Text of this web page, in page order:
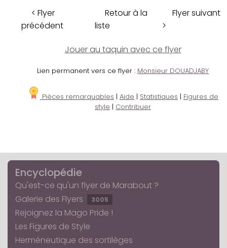
< Flyer
précédent
Retour à la
liste
Flyer suivant
>
Jouer au taquin avec ce flyer
Lien permanent vers ce flyer : Monsieur DOUADJABY
Pièces remarquables | Aide | Statistiques | Figures de
style | Contribuer
Encyclopédie
Qu'est-ce qu'un flyer de Marabout ?
Galerie des Flyers
3005
Rejoignez la Mago Pride !
Les Figures de Style
Herméneutique des sortilèges